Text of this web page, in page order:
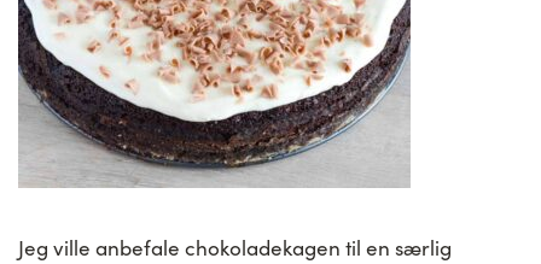
Jeg ville anbefale chokoladekagen til en særlig